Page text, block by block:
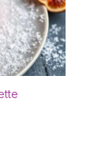
Home,
bonne
et